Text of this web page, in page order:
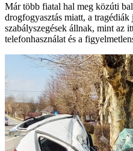
Már több fiatal hal meg közúti
drogfogyasztás miatt, a
szabályszegések állnak, mint az
telefonhasználat és a